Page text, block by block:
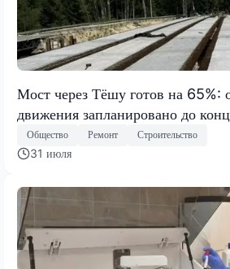
Мост через Тёшу готов на 65%:
движения запланировано до
Общество Ремонт Строительство
31 июля